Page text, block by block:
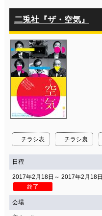
二兎社『ザ・空気』
チラシ表 チラシ裏
日程
2017年2月18日～ 2017年2月18日
終了
会場